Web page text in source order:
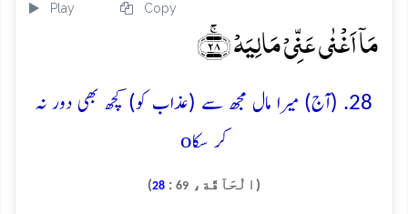
Play Copy
مَاۤ اَغۡنٰی عَنِّیۡ مَالِیَہۡ ﴿ۚ۲۸﴾
28. (آج) میرا مال مجھ سے (عذاب کو) کچھ بھی دور نہ
کر سکاo
(الْحَآقَّة، 69
:
28
)